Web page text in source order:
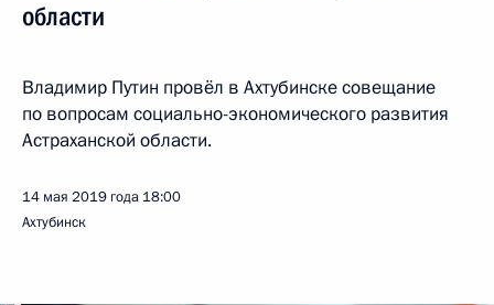
области
Владимир Путин провёл в Ахтубинске совещание
по вопросам социально-экономического развития
Астраханской области.
14 мая 2019 года 18:00
Ахтубинск